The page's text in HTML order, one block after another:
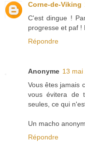
Corne-de-Viking
C'est dingue !
progresse et paf !
Répondre
Anonyme 13 mai
Vous êtes jamais
vous évitera de
seules, ce qui
Un macho
Répondre